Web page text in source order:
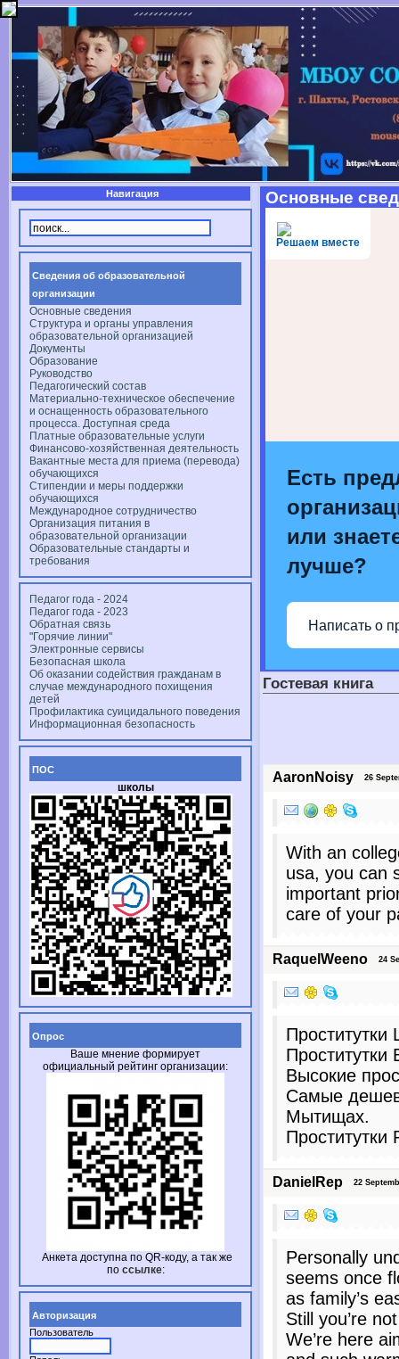
Навигация
Сведения об образовательной
организации
Основные сведения
Структура и органы управления
образовательной организацией
Документы
Образование
Руководство
Педагогический состав
Материально-техническое обеспечение
и оснащенность образовательного
процесса. Доступная среда
Платные образовательные услуги
Финансово-хозяйственная деятельность
Вакантные места для приема (перевода)
обучающихся
Стипендии и меры поддержки
обучающихся
Международное сотрудничество
Организация питания в
образовательной организации
Образовательные стандарты и
требования
Педагог года - 2024
Педагог года - 2023
Обратная связь
"Горячие линии"
Электронные сервисы
Безопасная школа
Об оказании содействия гражданам в
случае международного похищения
детей
Профилактика суицидального поведения
Информационная безопасность
ПОС
школы
Опрос
Ваше мнение формирует
официальный рейтинг организации:
Анкета доступна по QR-коду, а так же
по ссылке:
Авторизация
Пользователь
Основные
Решаем вместе
Есть
или
лучше?
Написать о
Гостевая книга
AaronNoisy 26
With an
usa, you can
important
care of your
RaquelWeeno 24
Проститутки
Проститутки
Высокие
Самые
Мытищах.
Проститутки
DanielRep 22
Personally
seems once
as family’s
Still you’re
We’re here